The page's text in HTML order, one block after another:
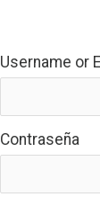
Username or
Contraseña